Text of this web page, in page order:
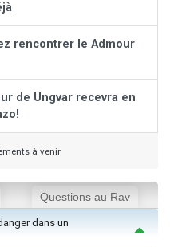
rencontrer le Admour
de Ungvar recevra en
à venir
Questions au Rav
dans un